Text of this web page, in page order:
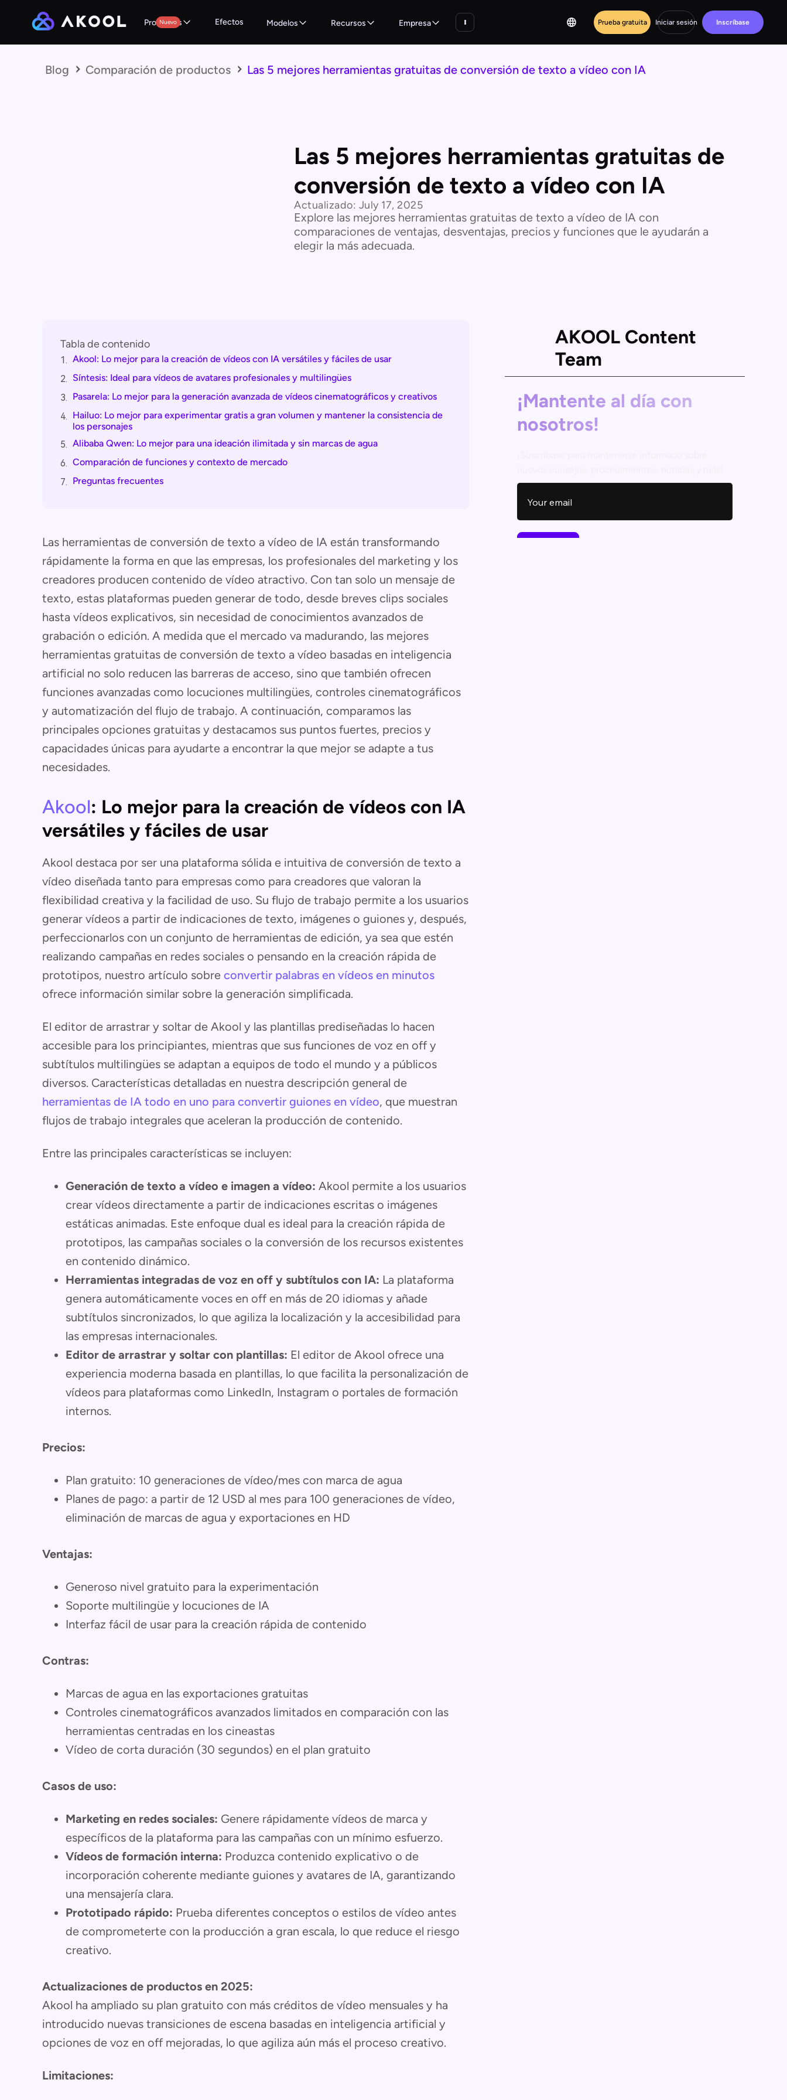
Productos
Nuevo Efectos Modelos Recursos Empresa Prueba gratuita Iniciar sesión Inscríbase
Blog Comparación de productos Las 5 mejores herramientas gratuitas de conversión de texto a vídeo con IA
Las 5 mejores herramientas gratuitas de
conversión de texto a vídeo con IA
Actualizado: July 17, 2025
Explore las mejores herramientas gratuitas de texto a vídeo de IA con
comparaciones de ventajas, desventajas, precios y funciones que le ayudarán a
elegir la más adecuada.
Tabla de contenido
1. Akool: Lo mejor para la creación de vídeos con IA versátiles y fáciles de usar
2. Síntesis: Ideal para vídeos de avatares profesionales y multilingües
3. Pasarela: Lo mejor para la generación avanzada de vídeos cinematográficos y creativos
4. Hailuo: Lo mejor para experimentar gratis a gran volumen y mantener la consistencia de
los personajes
5. Alibaba Qwen: Lo mejor para una ideación ilimitada y sin marcas de agua
6. Comparación de funciones y contexto de mercado
7. Preguntas frecuentes
Las herramientas de conversión de texto a vídeo de IA están transformando
rápidamente la forma en que las empresas, los profesionales del marketing y los
creadores producen contenido de vídeo atractivo. Con tan solo un mensaje de
texto, estas plataformas pueden generar de todo, desde breves clips sociales
hasta vídeos explicativos, sin necesidad de conocimientos avanzados de
grabación o edición. A medida que el mercado va madurando, las mejores
herramientas gratuitas de conversión de texto a vídeo basadas en inteligencia
artificial no solo reducen las barreras de acceso, sino que también ofrecen
funciones avanzadas como locuciones multilingües, controles cinematográficos
y automatización del flujo de trabajo. A continuación, comparamos las
principales opciones gratuitas y destacamos sus puntos fuertes, precios y
capacidades únicas para ayudarte a encontrar la que mejor se adapte a tus
necesidades.
Akool: Lo mejor para la creación de vídeos con IA
versátiles y fáciles de usar
Akool destaca por ser una plataforma sólida e intuitiva de conversión de texto a
vídeo diseñada tanto para empresas como para creadores que valoran la
flexibilidad creativa y la facilidad de uso. Su flujo de trabajo permite a los usuarios
generar vídeos a partir de indicaciones de texto, imágenes o guiones y, después,
perfeccionarlos con un conjunto de herramientas de edición, ya sea que estén
realizando campañas en redes sociales o pensando en la creación rápida de
prototipos, nuestro artículo sobre convertir palabras en vídeos en minutos
ofrece información similar sobre la generación simplificada.
El editor de arrastrar y soltar de Akool y las plantillas prediseñadas lo hacen
accesible para los principiantes, mientras que sus funciones de voz en off y
subtítulos multilingües se adaptan a equipos de todo el mundo y a públicos
diversos. Características detalladas en nuestra descripción general de
herramientas de IA todo en uno para convertir guiones en vídeo, que muestran
flujos de trabajo integrales que aceleran la producción de contenido.
Entre las principales características se incluyen:
Generación de texto a vídeo e imagen a vídeo: Akool permite a los usuarios
crear vídeos directamente a partir de indicaciones escritas o imágenes
estáticas animadas. Este enfoque dual es ideal para la creación rápida de
prototipos, las campañas sociales o la conversión de los recursos existentes
en contenido dinámico.
Herramientas integradas de voz en off y subtítulos con IA: La plataforma
genera automáticamente voces en off en más de 20 idiomas y añade
subtítulos sincronizados, lo que agiliza la localización y la accesibilidad para
las empresas internacionales.
Editor de arrastrar y soltar con plantillas: El editor de Akool ofrece una
experiencia moderna basada en plantillas, lo que facilita la personalización de
vídeos para plataformas como LinkedIn, Instagram o portales de formación
internos.
Precios:
Plan gratuito: 10 generaciones de vídeo/mes con marca de agua
Planes de pago: a partir de 12 USD al mes para 100 generaciones de vídeo,
eliminación de marcas de agua y exportaciones en HD
Ventajas:
Generoso nivel gratuito para la experimentación
Soporte multilingüe y locuciones de IA
Interfaz fácil de usar para la creación rápida de contenido
Contras:
Marcas de agua en las exportaciones gratuitas
Controles cinematográficos avanzados limitados en comparación con las
herramientas centradas en los cineastas
Vídeo de corta duración (30 segundos) en el plan gratuito
Casos de uso:
Marketing en redes sociales: Genere rápidamente vídeos de marca y
específicos de la plataforma para las campañas con un mínimo esfuerzo.
Vídeos de formación interna: Produzca contenido explicativo o de
incorporación coherente mediante guiones y avatares de IA, garantizando
una mensajería clara.
Prototipado rápido: Prueba diferentes conceptos o estilos de vídeo antes
de comprometerte con la producción a gran escala, lo que reduce el riesgo
creativo.
Actualizaciones de productos en 2025:
Akool ha ampliado su plan gratuito con más créditos de vídeo mensuales y ha
introducido nuevas transiciones de escena basadas en inteligencia artificial y
opciones de voz en off mejoradas, lo que agiliza aún más el proceso creativo.
Limitaciones:
AKOOL Content
Team
¡Mantente al día con
nosotros!